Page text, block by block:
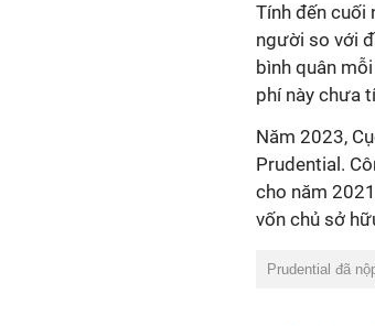
Tính đến cuối
người so với
bình quân
phí này chưa
Năm 2023,
Prudential.
cho năm
vốn chủ sở
Prudential đã